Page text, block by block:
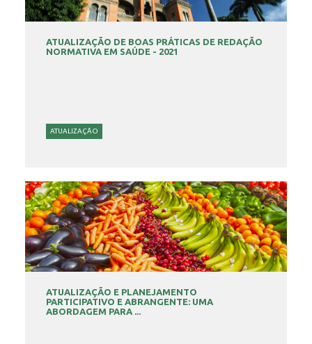
ATUALIZAÇÃO DE BOAS PRÁTICAS DE REDAÇÃO
NORMATIVA EM SAÚDE - 2021
ATUALIZAÇÃO
ATUALIZAÇÃO E PLANEJAMENTO
PARTICIPATIVO E ABRANGENTE: UMA
ABORDAGEM PARA ...